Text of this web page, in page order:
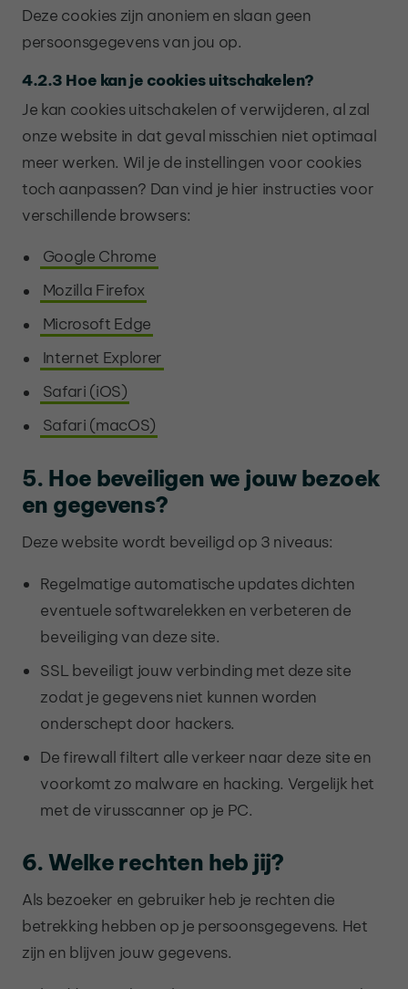
Deze cookies zijn anoniem en slaan geen
persoonsgegevens van jou op.
4.2.3 Hoe kan je cookies uitschakelen?
Je kan cookies uitschakelen of verwijderen, al zal
onze website in dat geval misschien niet optimaal
meer werken. Wil je de instellingen voor cookies
toch aanpassen? Dan vind je hier instructies voor
verschillende browsers:
Google Chrome
Mozilla Firefox
Microsoft Edge
Internet Explorer
Safari (iOS)
Safari (macOS)
5. Hoe beveiligen we jouw bezoek
en gegevens?
Deze website wordt beveiligd op 3 niveaus:
Regelmatige automatische updates dichten
eventuele softwarelekken en verbeteren de
beveiliging van deze site.
SSL beveiligt jouw verbinding met deze site
zodat je gegevens niet kunnen worden
onderschept door hackers.
De firewall filtert alle verkeer naar deze site en
voorkomt zo malware en hacking. Vergelijk het
met de virusscanner op je PC.
6. Welke rechten heb jij?
Als bezoeker en gebruiker heb je rechten die
betrekking hebben op je persoonsgegevens. Het
zijn en blijven jouw gegevens.